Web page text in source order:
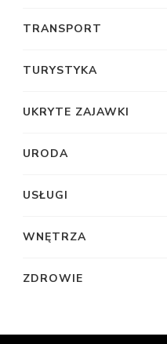
TRANSPORT
TURYSTYKA
UKRYTE ZAJAWKI
URODA
USŁUGI
WNĘTRZA
ZDROWIE